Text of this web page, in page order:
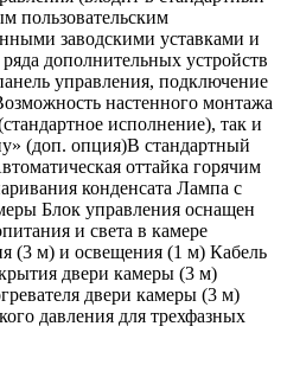
пользовательским
заводскими уставками и
дополнительных устройств
управления, подключение
настенного монтажа
исполнение), так и
(доп. опция)В стандартный
оттайка горячим
конденсата Лампа с
Блок управления оснащен
и света в камере
(3 м) и освещения (1 м) Кабель
двери камеры (3 м)
двери камеры (3 м)
давления для трехфазных